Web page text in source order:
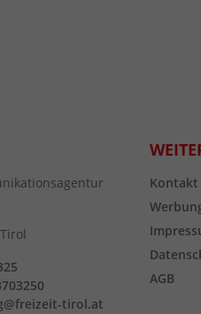
tirol.at
Kontakt
AGB